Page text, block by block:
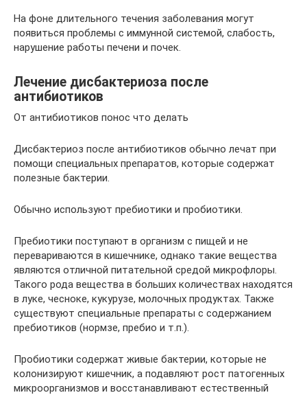
На фоне длительного течения заболевания могут
появиться проблемы с иммунной системой, слабость,
нарушение работы печени и почек.
Лечение дисбактериоза после
антибиотиков
От антибиотиков понос что делать
Дисбактериоз после антибиотиков обычно лечат при
помощи специальных препаратов, которые содержат
полезные бактерии.
Обычно используют пребиотики и пробиотики.
Пребиотики поступают в организм с пищей и не
перевариваются в кишечнике, однако такие вещества
являются отличной питательной средой микрофлоры.
Такого рода вещества в больших количествах находятся
в луке, чесноке, кукурузе, молочных продуктах. Также
существуют специальные препараты с содержанием
пребиотиков (нормзе, пребио и т.п.).
Пробиотики содержат живые бактерии, которые не
колонизируют кишечник, а подавляют рост патогенных
микроорганизмов и восстанавливают естественный